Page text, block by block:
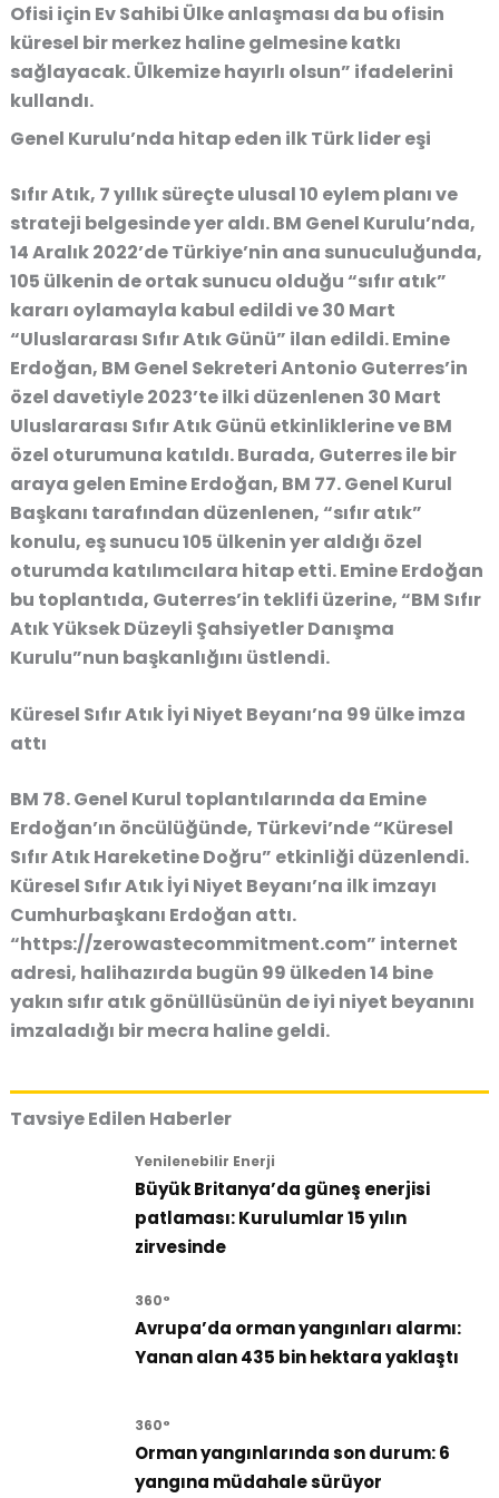
Ofisi için Ev Sahibi Ülke anlaşması da bu ofisin
küresel bir merkez haline gelmesine katkı
sağlayacak. Ülkemize hayırlı olsun” ifadelerini
kullandı.
Genel Kurulu’nda hitap eden ilk Türk lider eşi
Sıfır Atık, 7 yıllık süreçte ulusal 10 eylem planı ve
strateji belgesinde yer aldı. BM Genel Kurulu’nda,
14 Aralık 2022’de Türkiye’nin ana sunuculuğunda,
105 ülkenin de ortak sunucu olduğu “sıfır atık”
kararı oylamayla kabul edildi ve 30 Mart
“Uluslararası Sıfır Atık Günü” ilan edildi. Emine
Erdoğan, BM Genel Sekreteri Antonio Guterres’in
özel davetiyle 2023’te ilki düzenlenen 30 Mart
Uluslararası Sıfır Atık Günü etkinliklerine ve BM
özel oturumuna katıldı. Burada, Guterres ile bir
araya gelen Emine Erdoğan, BM 77. Genel Kurul
Başkanı tarafından düzenlenen, “sıfır atık”
konulu, eş sunucu 105 ülkenin yer aldığı özel
oturumda katılımcılara hitap etti. Emine Erdoğan
bu toplantıda, Guterres’in teklifi üzerine, “BM Sıfır
Atık Yüksek Düzeyli Şahsiyetler Danışma
Kurulu”nun başkanlığını üstlendi.
Küresel Sıfır Atık İyi Niyet Beyanı’na 99 ülke imza
attı
BM 78. Genel Kurul toplantılarında da Emine
Erdoğan’ın öncülüğünde, Türkevi’nde “Küresel
Sıfır Atık Hareketine Doğru” etkinliği düzenlendi.
Küresel Sıfır Atık İyi Niyet Beyanı’na ilk imzayı
Cumhurbaşkanı Erdoğan attı.
“https://zerowastecommitment.com” internet
adresi, halihazırda bugün 99 ülkeden 14 bine
yakın sıfır atık gönüllüsünün de iyi niyet beyanını
imzaladığı bir mecra haline geldi.
Tavsiye Edilen Haberler
Yenilenebilir Enerji
Büyük Britanya’da güneş enerjisi
patlaması: Kurulumlar 15 yılın
zirvesinde
360°
Avrupa’da orman yangınları alarmı:
Yanan alan 435 bin hektara yaklaştı
360°
Orman yangınlarında son durum: 6
yangına müdahale sürüyor